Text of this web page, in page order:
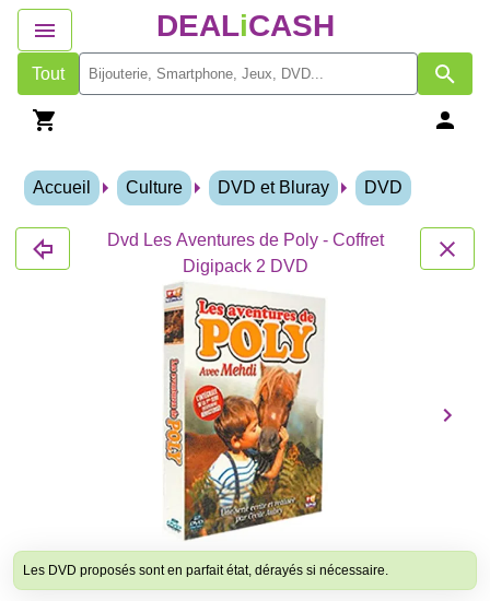
DEALiCASH
Tout
Accueil Culture DVD et Bluray DVD
Dvd Les Aventures de Poly - Coffret
Digipack 2 DVD
Les DVD proposés sont en parfait état, dérayés si nécessaire.